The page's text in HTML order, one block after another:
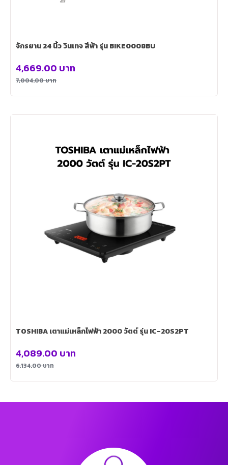
จักรยาน 24 นิ้ว วินเทจ สีฟ้า รุ่น BIKE0008BU
7,004.00บาท
4,669.00 บาท
TOSHIBA เตาแม่เหล็กไฟฟ้า 2000 วัตต์ รุ่น IC-20S2PT
6,134.00บาท
4,089.00 บาท